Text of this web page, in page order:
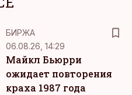
БИРЖА
06.08.26, 14:29
Майкл Бьюрри
ожидает повторения
краха 1987 года